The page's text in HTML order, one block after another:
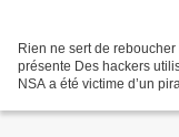
Rien ne sert de reboucher
présente Des hackers
NSA a été victime d’un